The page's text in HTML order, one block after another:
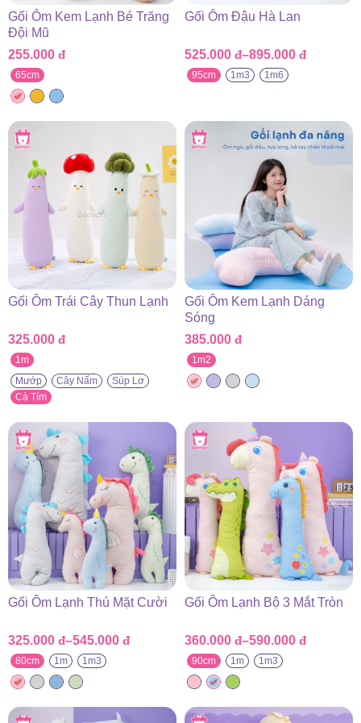
Gối Ôm Kem Lạnh Bé Trăng
Đội Mũ
255.000 đ
65cm
Gối Ôm Đậu Hà Lan
525.000 đ–895.000 đ
Khoảng
giá:
đến
895.000 đ
95cm 1m3 1m6
Gối Ôm Trái Cây Thun Lạnh
325.000 đ
1m
Mướp
Cây Nấm
Súp Lơ
Cà Tím
Gối Ôm Kem Lạnh Dáng
Sóng
385.000 đ
1m2
Gối Ôm Lạnh Thú Mặt Cười
325.000 đ–545.000 đ
Khoảng
giá:
từ
325.000 đ
đến
545.000 đ
80cm 1m 1m3
Gối Ôm Lạnh Bộ 3 Mắt Tròn
360.000 đ–590.000 đ
Khoảng
giá:
từ
360.000 đ
đến
590.000 đ
90cm 1m 1m3